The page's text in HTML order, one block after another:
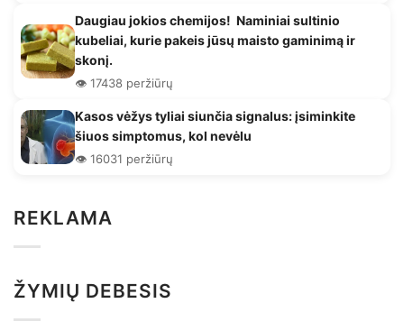
Daugiau jokios chemijos! Naminiai sultinio
kubeliai, kurie pakeis jūsų maisto gaminimą ir
skonį.
👁️ 17438 peržiūrų
Kasos vėžys tyliai siunčia signalus: įsiminkite
šiuos simptomus, kol nevėlu
👁️ 16031 peržiūrų
REKLAMA
ŽYMIŲ DEBESIS